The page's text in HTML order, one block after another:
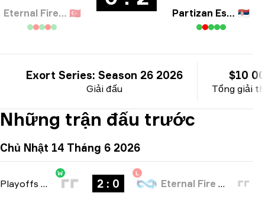
Eternal Fire Academy 🇹🇷 Partizan Esport 🇷🇸
Giải đấu
Exort Series: Season 26 2026
Tổng giải
$10
Những trận đấu trước
Chủ Nhật 14 Tháng 6 2026
Playoffs bo3
W
2 : 0
L
Eternal Fire Academy